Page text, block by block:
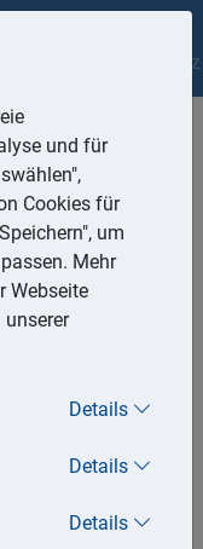
Datenschutz
und für
Cookies für
um
Mehr
Webseite
unserer
Details
Details
Details